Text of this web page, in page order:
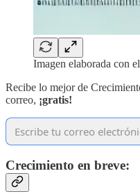
Imagen elaborada con
Recibe lo mejor de
correo, ¡gratis!
Crecimiento en breve: